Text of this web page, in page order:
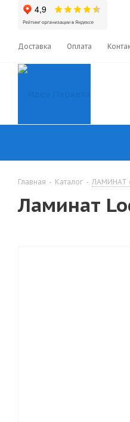
Доставка Оплата
Главная - Каталог - ЛАМИНАТ
Ламинат